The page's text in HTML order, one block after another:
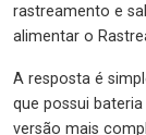
rastreamento e
alimentar o
A resposta é
que possui
versão mais